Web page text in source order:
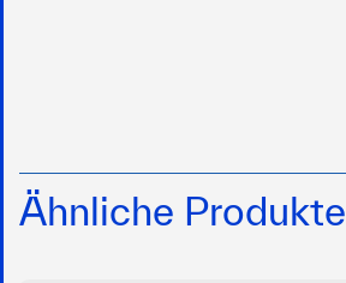
Ähnliche Produkte